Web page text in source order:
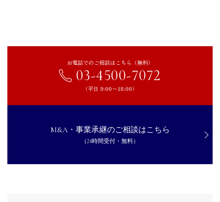
お電話でのご相談はこちら（無料）
03-4500-7072
（平日 9:00〜18:00）
M&A・事業承継のご相談はこちら
（24時間受付・無料）